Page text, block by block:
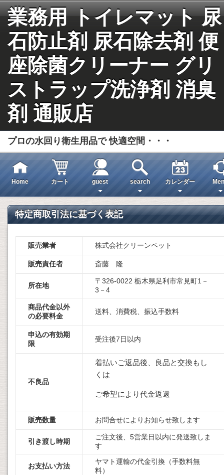
業務用 トイレマット 尿
石防止剤 尿石除去剤 便
座除菌クリーナー グリ
ストラップ洗浄剤 消臭
剤 通販店
プロの水回り衛生用品で 快適空間・・・
Home カート guest search カレンダー
特定商取引法に基づく表記
販売業者 株式会社クリーンペット
販売責任者 斎藤 隆
所在地
〒326-0022 栃木県足利市常見町1－
3－4
商品代金以外
の必要料金
送料、消費税、振込手数料
申込の有効期
限
受注後7日以内
不良品
着払いご返品後、良品と交換もし
くは
ご希望により代金返還
販売数量 お問合せによりお知らせ致します
引き渡し時期
ご注文後、5営業日以内に発送致しま
す
お支払い方法
ヤマト運輸の代金引換（手数料無
料）